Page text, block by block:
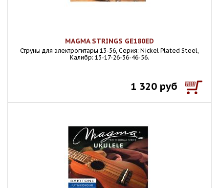
MAGMA STRINGS GE180ED
Струны для электрогитары 13-56, Серия: Nickel Plated Steel,
Калибр: 13-17-26-36-46-56.
1 320 руб